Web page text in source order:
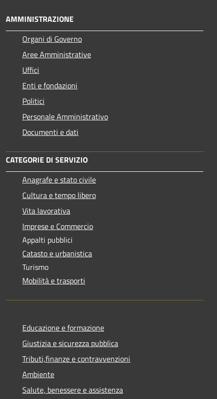
AMMINISTRAZIONE
Organi di Governo
Aree Amministrative
Uffici
Enti e fondazioni
Politici
Personale Amministrativo
Documenti e dati
CATEGORIE DI SERVIZIO
Anagrafe e stato civile
Cultura e tempo libero
Vita lavorativa
Imprese e Commercio
Appalti pubblici
Catasto e urbanistica
Turismo
Mobilità e trasporti
Educazione e formazione
Giustizia e sicurezza pubblica
Tributi,finanze e contravvenzioni
Ambiente
Salute, benessere e assistenza